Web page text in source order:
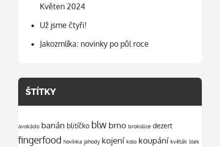
Květen 2024
Už jsme čtyři!
Jakozmlíka: novinky po půl roce
ŠTÍTKY
avokádo banán blitíčko blw brno brokolice dezert
fingerfood hovínka jahody kojení kolo koupání květák lilek